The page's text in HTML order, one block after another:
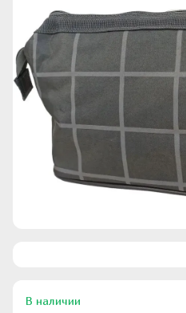
В наличии